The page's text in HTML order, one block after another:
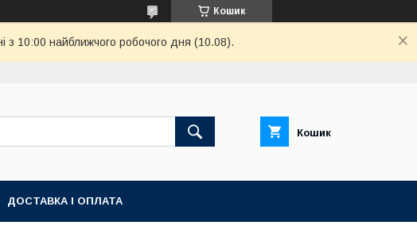
Кошик
з 10:00 найближчого робочого дня (10.08).
Кошик
ДОСТАВКА І ОПЛАТА